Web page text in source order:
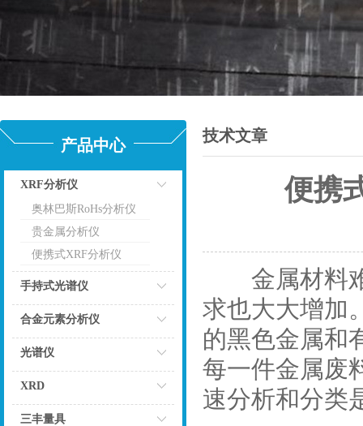
产品中心
XRF分析仪
点击
奥林巴斯RoHs分析仪
贵金属分析仪
便携式XRF分析仪
手持式光谱仪
合金元素分析仪
光谱仪
XRD
三丰量具
技术文章
便携
金属材料难
求也大大增加
的黑色金属和
每一件金属废
速分析和分类